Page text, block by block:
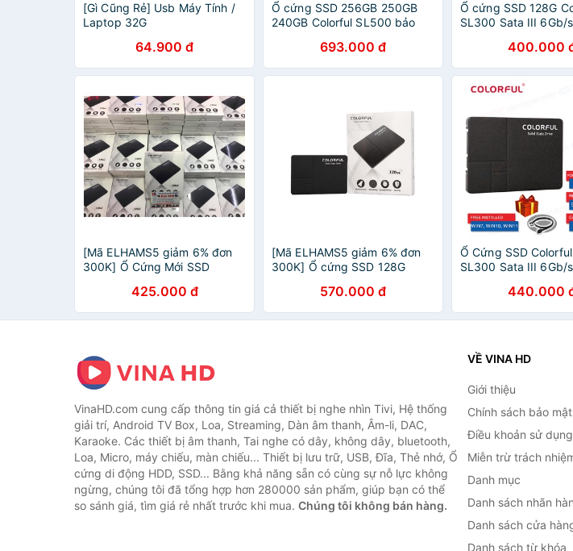
[Gì Cũng Rẻ] Usb Máy Tính /
Laptop 32G
64.900 đ
Ổ cứng SSD 256GB 250GB
240GB Colorful SL500 bảo
693.000 đ
Ổ cứng SSD 128G
SL300 Sata III 6Gb/
400.000
[Mã ELHAMS5 giảm 6% đơn
300K] Ổ Cứng Mới SSD
Window theo yêu cầu
425.000 đ
[Mã ELHAMS5 giảm 6% đơn
300K] Ổ cứng SSD 128G
TLC Bảo Hành Chính Hãng 36
Tháng
570.000 đ
Ổ Cứng SSD
SL300 Sata III 6Gb/
Chính Hãng Network
(NWH)
440.000
VinaHD.com cung cấp thông tin giá cả thiết bị nghe nhìn Tivi, Hệ thống
giải trí, Android TV Box, Loa, Streaming, Dàn âm thanh, Âm-li, DAC,
Karaoke. Các thiết bị âm thanh, Tai nghe có dây, không dây, bluetooth,
Loa, Micro, máy chiếu, màn chiếu... Thiết bị lưu trữ, USB, Đĩa, Thẻ nhớ, Ổ
cứng di động HDD, SSD... Bằng khả năng sẵn có cùng sự nỗ lực không
ngừng, chúng tôi đã tổng hợp hơn 280000 sản phẩm, giúp bạn có thể
so sánh giá, tìm giá rẻ nhất trước khi mua. Chúng tôi không bán hàng.
VỀ VINA HD
Giới thiệu
Chính sách bảo mật
Điều khoản sử dụng
Miễn trừ trách
Danh mục
Danh sách nhãn
Danh sách cửa
Danh sách từ khóa